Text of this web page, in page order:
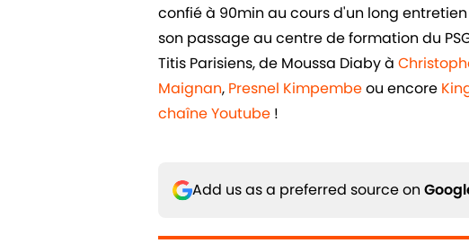
confié à 90min au cours d'un long
son passage au centre de formation du
Titis Parisiens, de Moussa Diaby à
Maignan, Presnel Kimpembeou encore
chaîne Youtube !
Add us as a preferred source on